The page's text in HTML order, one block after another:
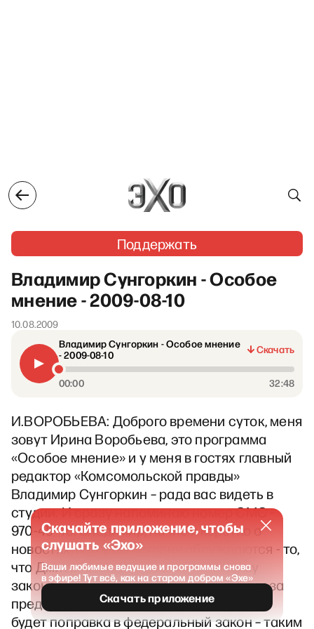
Поддержать
Владимир Сунгоркин - Особое
мнение - 2009-08-10
10.08.2009
Владимир Сунгоркин - Особое мнение
- 2009-08-10
Скачать
00:00 32:48
И.ВОРОБЬЕВА: Доброго времени суток, меня
зовут Ирина Воробьева, это программа
«Особое мнение» и у меня в гостях главный
редактор «Комсомольской правды»
Владимир Сунгоркин – рада вас видеть в
студии. И сразу напоминаю номер СМС -
970-45-45. Владимир, начнем коротко о
новостях, которые сегодня обсуждаются - то,
что Дмитрий Медведев внес с Госдуму
законопроект об использовании армии за
пределами РФ и речь идет о том, что это
будет поправка в федеральный закон – таким
Скачайте приложение, чтобы
слушать «Эхо»
Ваши любимые ведущие и программы снова
в эфире! Тут всё, как на старом добром «Эхе»
Скачать приложение